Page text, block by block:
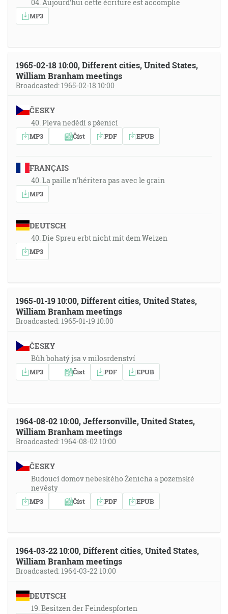
04. Aujourd'hui cette écriture est accomplie
MP3
1965-02-18 10:00, Different cities, United States,
William Branham meetings
Broadcasted: 1965-02-18 10:00
ČESKY
40. Pleva nedědí s pšenicí
MP3 Číst PDF EPUB
FRANÇAIS
40. La paille n'héritera pas avec le grain
MP3
DEUTSCH
40. Die Spreu erbt nicht mit dem Weizen
MP3
1965-01-19 10:00, Different cities, United States,
William Branham meetings
Broadcasted: 1965-01-19 10:00
ČESKY
Bůh bohatý jsa v milosrdenství
MP3 Číst PDF EPUB
1964-08-02 10:00, Jeffersonville, United States,
William Branham meetings
Broadcasted: 1964-08-02 10:00
ČESKY
Budoucí domov nebeského Ženicha a pozemské
nevěsty
MP3 Číst PDF EPUB
1964-03-22 10:00, Different cities, United States,
William Branham meetings
Broadcasted: 1964-03-22 10:00
DEUTSCH
19. Besitzen der Feindespforten